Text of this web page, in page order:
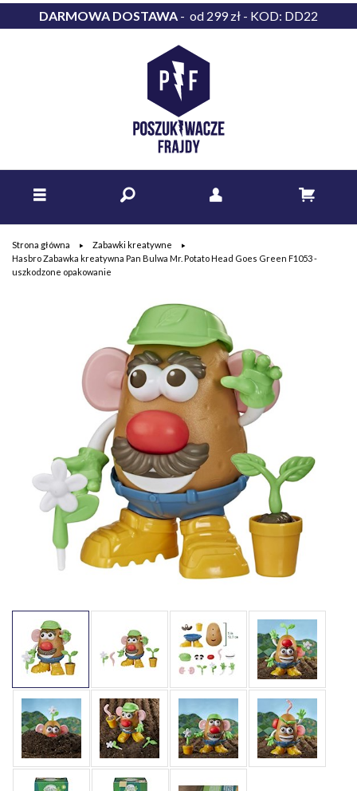
DARMOWA DOSTAWA - od 299 zł - KOD: DD22
Strona główna
Zabawki kreatywne
Hasbro Zabawka kreatywna Pan Bulwa Mr. Potato Head Goes Green F1053 -
uszkodzone opakowanie